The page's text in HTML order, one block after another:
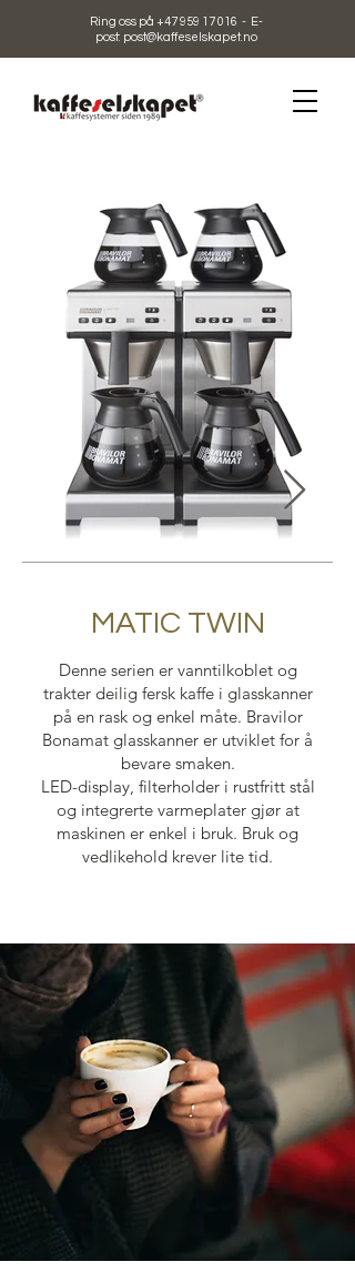
Ring oss på +47 959 17 016 - E-
post: post@kaffeselskapet.no
MATIC TWIN
Denne serien er vanntilkoblet og
trakter deilig fersk kaffe i glasskanner
på en rask og enkel måte. Bravilor
Bonamat glasskanner er utviklet for å
bevare smaken.
LED-display, filterholder i rustfritt stål
og integrerte varmeplater gjør at
maskinen er enkel i bruk. Bruk og
vedlikehold krever lite tid.